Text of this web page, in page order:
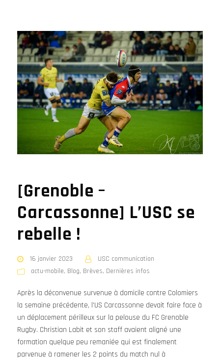
[Grenoble –
Carcassonne] L’USC se
rebelle !
16 janvier 2023
USC communication
actu-mobile, Blog, Brèves, Dernières infos
Après la déconvenue survenue à domicile contre Colomiers
la semaine précédente, l'US Carcassonne devait faire face à
un déplacement périlleux sur la pelouse du FC Grenoble
Rugby. Christian Labit et son staff avaient aligné une
formation quelque peu remaniée qui est finalement
parvenue à ramener les 2 points du match nul à